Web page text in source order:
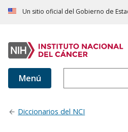
Un sitio oficial del Gobierno de
Menú
Diccionarios del NCI